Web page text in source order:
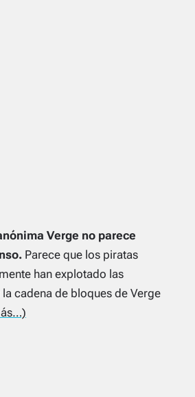
Verge no parece
Parece que los piratas
han explotado las
cadena de bloques de Verge